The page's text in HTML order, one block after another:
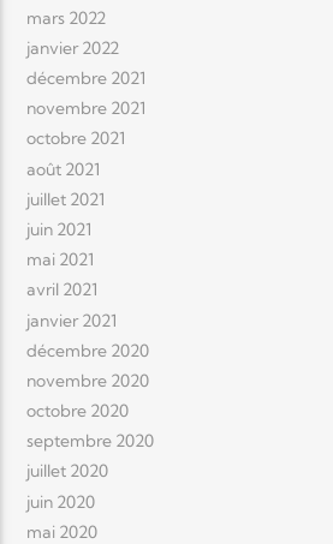
mars 2022
janvier 2022
décembre 2021
novembre 2021
octobre 2021
août 2021
juillet 2021
juin 2021
mai 2021
avril 2021
janvier 2021
décembre 2020
novembre 2020
octobre 2020
septembre 2020
juillet 2020
juin 2020
mai 2020